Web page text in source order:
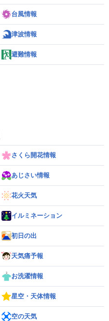
台風情報
津波情報
避難情報
さくら開花情報
あじさい情報
花火天気
イルミネーション
初日の出
天気痛予報
お洗濯情報
星空・天体情報
空の天気